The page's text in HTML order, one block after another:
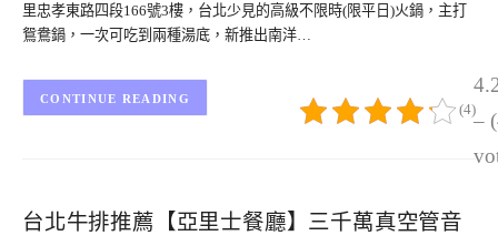
里忠孝東路四段166號3樓，台北少見的高級不限時(限平日)火鍋，主打
鴛鴦鍋，一次可吃到兩種湯底，新推出南洋…
–
(4)
CONTINUE READING
台北牛排推薦【亞里士餐廳】三千萬真空管音